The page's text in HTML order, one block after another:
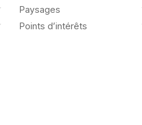
Paysages
Points d’intérêts